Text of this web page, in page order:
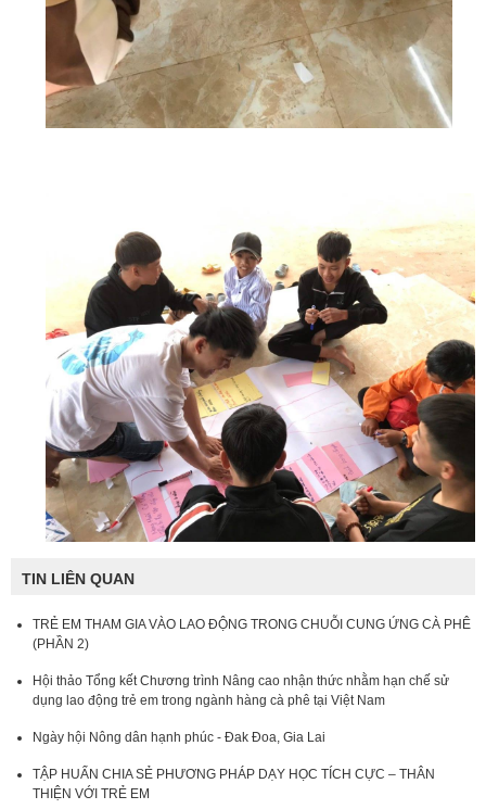
TIN LIÊN QUAN
TRẺ EM THAM GIA VÀO LAO ĐỘNG TRONG CHUỖI CUNG ỨNG CÀ PHÊ
(PHẦN 2)
Hội thảo Tổng kết Chương trình Nâng cao nhận thức nhằm hạn chế sử
dụng lao động trẻ em trong ngành hàng cà phê tại Việt Nam
Ngày hội Nông dân hạnh phúc - Đak Đoa, Gia Lai
TẬP HUẤN CHIA SẺ PHƯƠNG PHÁP DẠY HỌC TÍCH CỰC – THÂN
THIỆN VỚI TRẺ EM